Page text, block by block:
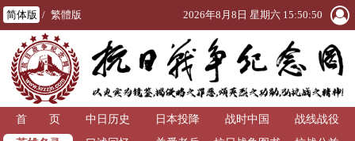
简体版 / 繁體版 2026年8月8日 星期六 15:50:51
首 页 中日历史 日本投降 战时中国
战线战役